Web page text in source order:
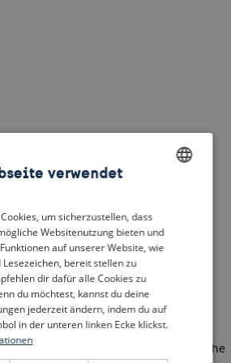
side exception has occurred
(see the
DUTCH
FRENCH
GERMAN
verwendet
um sicherzustellen, dass
Websitenutzung bieten und
auf unserer Website, wie
Lesezeichen, bereit stellen zu
dir dafür alle Cookies zu
du möchtest, kannst du deine
jederzeit ändern, indem du auf
in der unteren linken Ecke klickst.